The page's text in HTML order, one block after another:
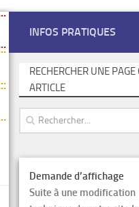
INFOS PRATIQUES
RECHERCHER UNE PAGE
ARTICLE
Demande d’affichage
Suite à une modification